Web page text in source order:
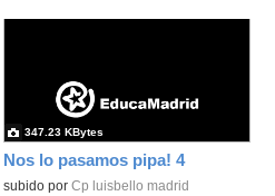
Nos lo pasamos pipa! 4
subido por Cp luisbello madrid
347.23 KBytes